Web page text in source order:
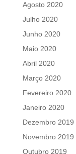
Agosto 2020
Julho 2020
Junho 2020
Maio 2020
Abril 2020
Março 2020
Fevereiro 2020
Janeiro 2020
Dezembro 2019
Novembro 2019
Outubro 2019